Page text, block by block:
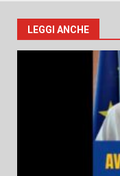
LEGGI ANCHE